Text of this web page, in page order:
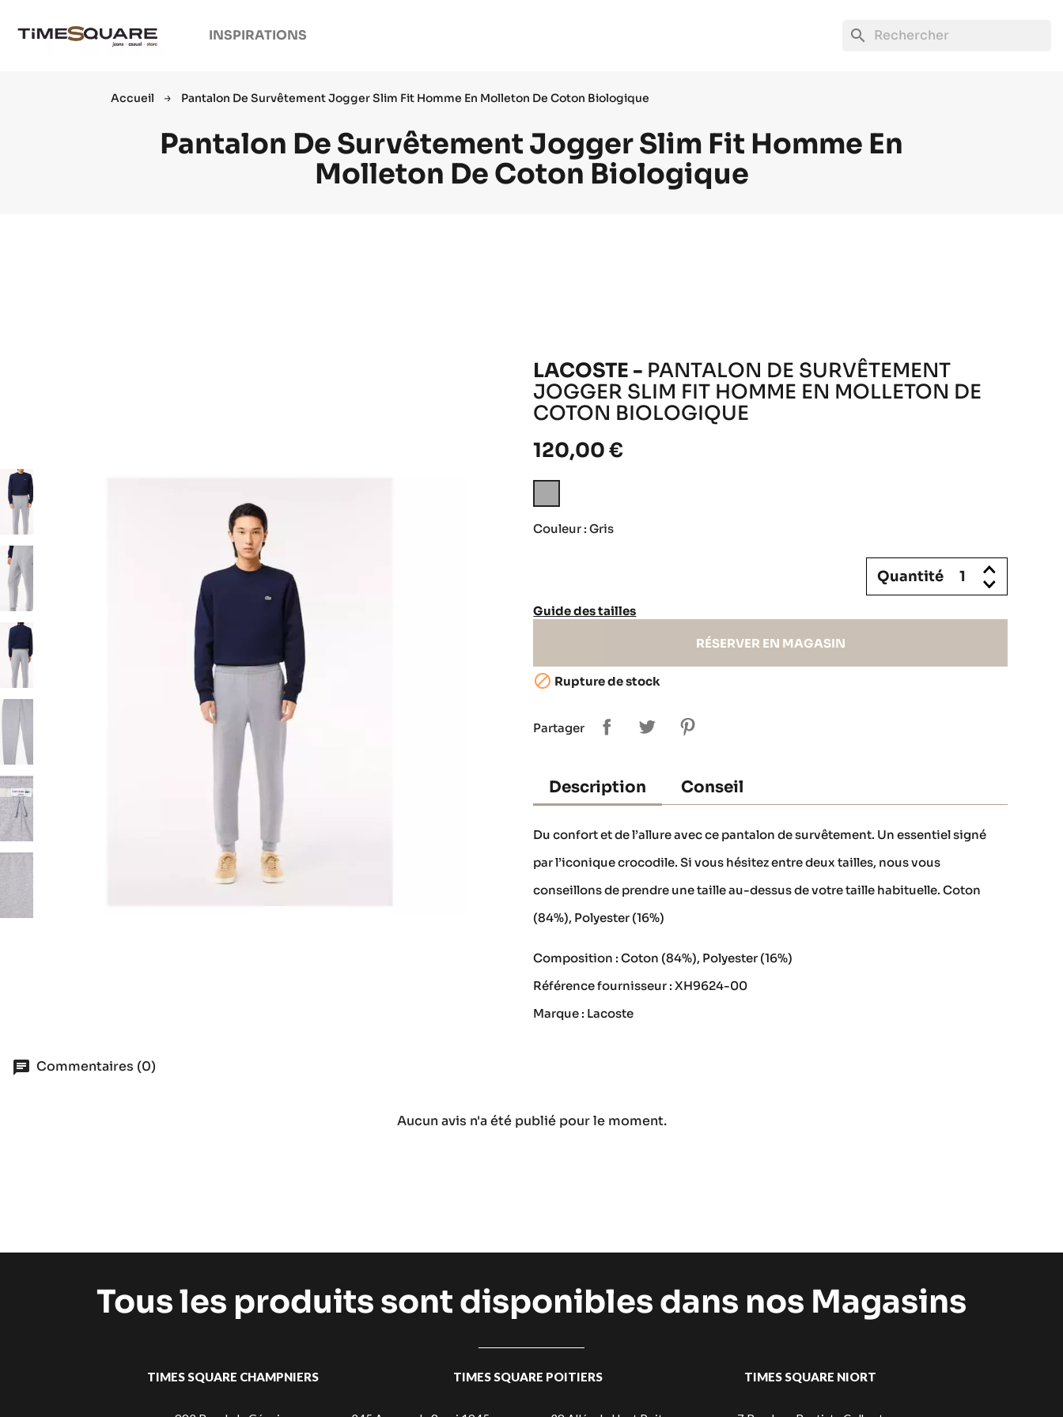
INSPIRATIONS search
Accueil Pantalon De Survêtement Jogger Slim Fit Homme En Molleton De Coton Biologique
Pantalon De Survêtement Jogger Slim Fit Homme En
Molleton De Coton Biologique
LACOSTE - PANTALON DE SURVÊTEMENT
JOGGER SLIM FIT HOMME EN MOLLETON DE
COTON BIOLOGIQUE
120,00 €
Couleur : Gris
Quantité
Guide des tailles
RÉSERVER EN MAGASIN
 Rupture de stock
Partager
Description Conseil
Du confort et de l’allure avec ce pantalon de survêtement. Un essentiel signé
par l’iconique crocodile. Si vous hésitez entre deux tailles, nous vous
conseillons de prendre une taille au-dessus de votre taille habituelle. Coton
(84%), Polyester (16%)
Composition : Coton (84%), Polyester (16%)
Référence fournisseur : XH9624-00
Marque : Lacoste
Commentaires (0)
Aucun avis n'a été publié pour le moment.
Tous les produits sont disponibles dans nos Magasins
TIMES SQUARE CHAMPNIERS TIMES SQUARE POITIERS TIMES SQUARE NIORT